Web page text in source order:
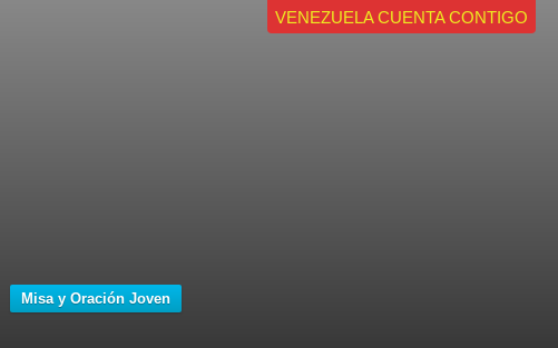
Misa y Oración Joven
VENEZUELA CUENTA CONTIGO